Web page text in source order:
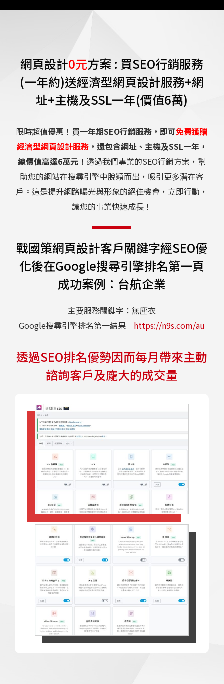
網頁設計0元方案 : 買SEO行銷服務
(一年約)送經濟型網頁設計服務+網
址+主機及SSL一年(價值6萬)
限時超值優惠！ 買一年期SEO行銷服務，即可免費獲贈
經濟型網頁設計服務，還包含網址、主機及SSL一年，
總價值高達6萬元！ 透過我們專業的SEO行銷方案，幫
助您的網站在搜尋引擎中脫穎而出，吸引更多潛在客
戶。這是提升網路曝光與形象的絕佳機會，立即行動，
讓您的事業快速成長！
戰國策網頁設計客戶關鍵字經SEO優
化後在Google搜尋引擎排名第一頁
成功案例：台航企業
主要服務關鍵字：無塵衣
Google搜尋引擎排名第一結果 https://n9s.com/au
透過SEO排名優勢因而每月帶來主動
諮詢客戶及龐大的成交量